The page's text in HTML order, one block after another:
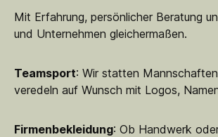
Mit Erfahrung, persönlicher Beratung
und Unternehmen gleichermaßen.
Teamsport: Wir statten
veredeln auf Wunsch mit Logos,
Firmenbekleidung: Ob Handwerk